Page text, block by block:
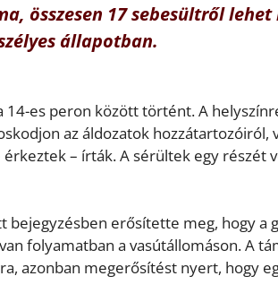
összesen 17 sebesültről
állapotban.
14-es peron között történt. A
az áldozatok hozzátartozóiról,
– írták. A sérültek egy részét
bejegyzésben erősítette meg, hogy a
folyamatban a vasútállomáson. A
azonban megerősítést nyert, hogy